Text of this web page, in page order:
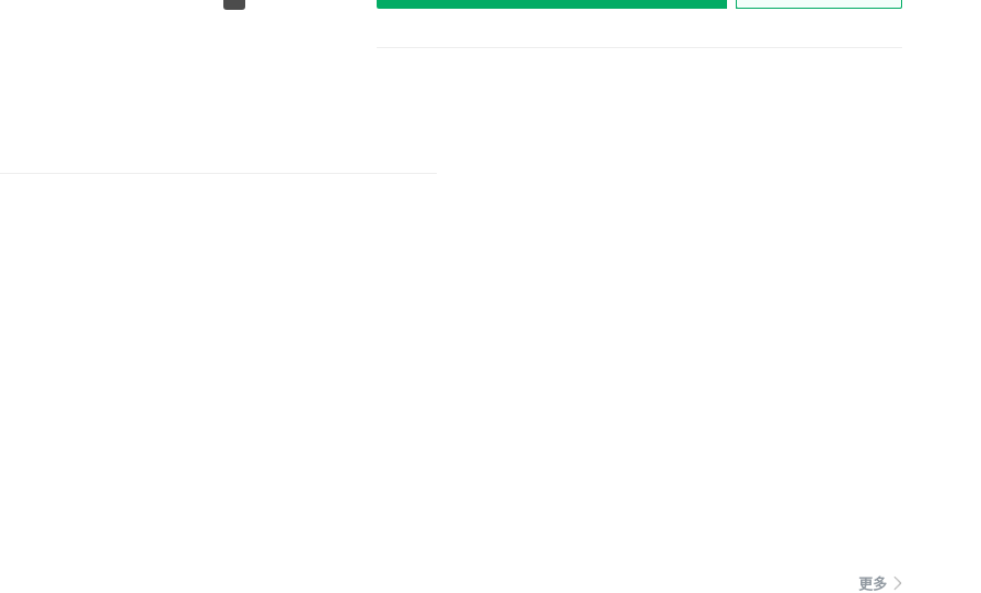
更多